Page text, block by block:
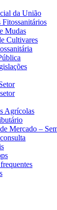
da União
Fitossanitários
Mudas
Cultivares
Agrícolas
Mercado –